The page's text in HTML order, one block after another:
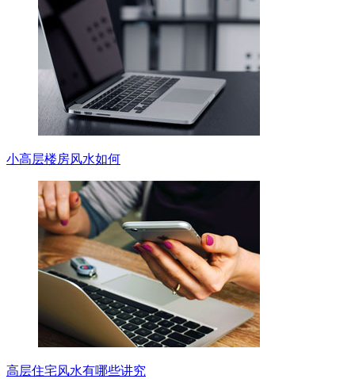
小高层楼房风水如何
高层住宅风水有哪些讲究